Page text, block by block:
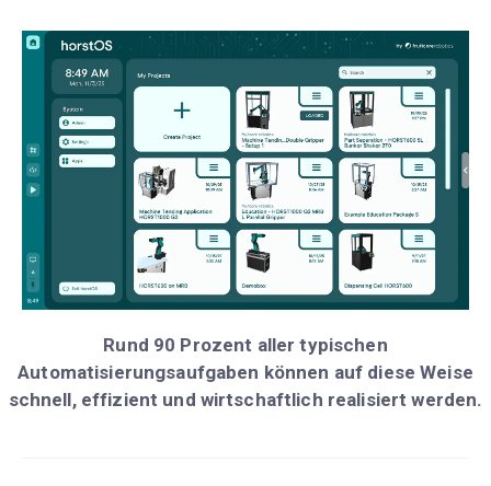
Rund 90 Prozent aller typischen
Automatisierungsaufgaben können auf diese Weise
schnell, effizient und wirtschaftlich realisiert werden.